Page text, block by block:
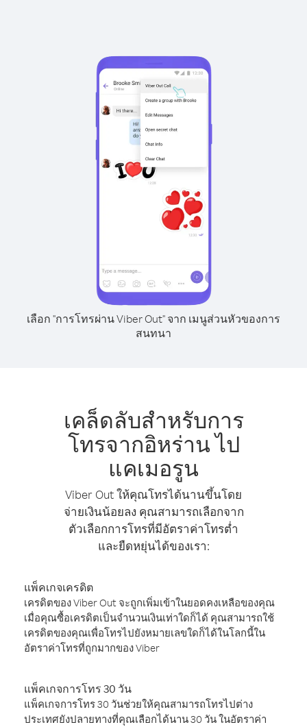
เลือก "การโทรผ่าน Viber Out" จาก เมนูส่วนหัวของการ
สนทนา
เคล็ดลับสำหรับการ
โทรจากอิหร่าน ไป
แคเมอรูน
Viber Out ให้คุณโทรได้นานขึ้นโดย
จ่ายเงินน้อยลง คุณสามารถเลือกจาก
ตัวเลือกการโทรที่มีอัตราค่าโทรต่ำ
และยืดหยุ่นได้ของเรา:
แพ็คเกจเครดิต
เครดิตของ Viber Out จะถูกเพิ่มเข้าในยอดคงเหลือของคุณ
เมื่อคุณซื้อเครดิตเป็นจำนวนเงินเท่าใดก็ได้ คุณสามารถใช้
เครดิตของคุณเพื่อโทรไปยังหมายเลขใดก็ได้ในโลกนี้ใน
อัตราค่าโทรที่ถูกมากของ Viber
แพ็คเกจการโทร 30 วัน
แพ็คเกจการโทร 30 วันช่วยให้คุณสามารถโทรไปต่าง
ประเทศยังปลายทางที่คุณเลือกได้นาน 30 วัน ในอัตราค่า